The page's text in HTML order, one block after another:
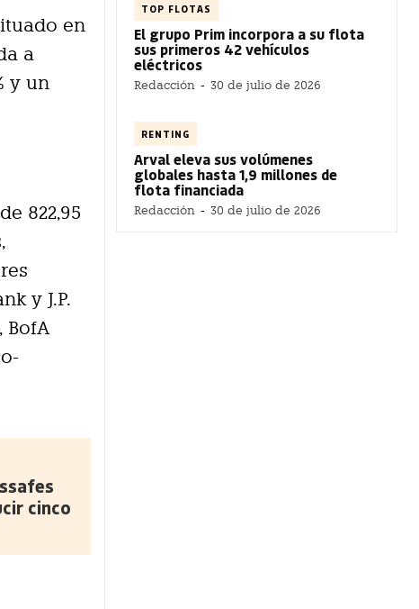
en
a
y un
822,95
y J.P.
BofA
cinco
TOP FLOTAS
El grupo Prim incorpora a su flota
sus primeros 42 vehículos
eléctricos
Redacción - 30 de julio de 2026
RENTING
Arval eleva sus volúmenes
globales hasta 1,9 millones de
flota financiada
Redacción - 30 de julio de 2026